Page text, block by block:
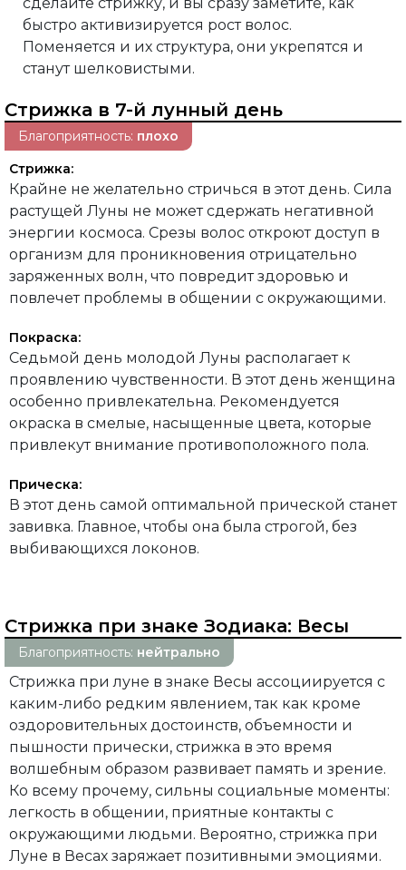
быстро активизируется рост волос.
Поменяется и их структура, они укрепятся и
станут шелковистыми.
Стрижка в 7-й лунный день
Благоприятность: плохо
Стрижка:
Крайне не желательно стричься в этот день. Сила
растущей Луны не может сдержать негативной
энергии космоса. Срезы волос откроют доступ в
организм для проникновения отрицательно
заряженных волн, что повредит здоровью и
повлечет проблемы в общении с окружающими.
Покраска:
Седьмой день молодой Луны располагает к
проявлению чувственности. В этот день женщина
особенно привлекательна. Рекомендуется
окраска в смелые, насыщенные цвета, которые
привлекут внимание противоположного пола.
Прическа:
В этот день самой оптимальной прической станет
завивка. Главное, чтобы она была строгой, без
выбивающихся локонов.
Стрижка при знаке Зодиака: Весы
Благоприятность: нейтрально
Стрижка при луне в знаке Весы ассоциируется с
каким-либо редким явлением, так как кроме
оздоровительных достоинств, объемности и
пышности прически, стрижка в это время
волшебным образом развивает память и зрение.
Ко всему прочему, сильны социальные моменты:
легкость в общении, приятные контакты с
окружающими людьми. Вероятно, стрижка при
Луне в Весах заряжает позитивными эмоциями.